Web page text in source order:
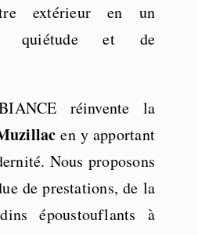
extérieur en un
quiétude et de
réinvente la
en y apportant
Nous proposons
de prestations, de la
époustouflants à